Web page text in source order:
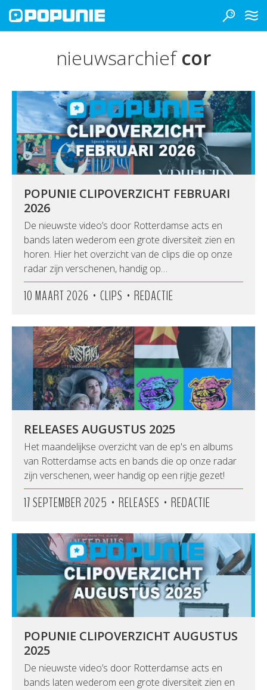
nieuwsarchiefcor
POPUNIE CLIPOVERZICHT FEBRUARI
2026
De nieuwste video’s door Rotterdamse acts en
bands laten wederom een grote diversiteit zien en
horen. Hier het overzicht van de clips die op onze
radar zijn verschenen, handig op…
10 MAART 2026 • CLIPS • REDACTIE
RELEASES AUGUSTUS 2025
Het maandelijkse overzicht van de ep's en albums
van Rotterdamse acts en bands die op onze radar
zijn verschenen, weer handig op een rijtje gezet!
17 SEPTEMBER 2025 • RELEASES • REDACTIE
POPUNIE CLIPOVERZICHT AUGUSTUS
2025
De nieuwste video’s door Rotterdamse acts en
bands laten wederom een grote diversiteit zien en